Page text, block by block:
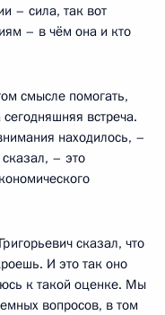
– сила, так вот
– в чём она и кто
смысле помогать,
встреча.
находилось, –
– это
сказал, что
И это так оно
к такой оценке. Мы
вопросов, в том